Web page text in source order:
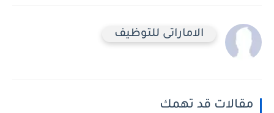
الاماراتى للتوظيف
مقالات قد تهمك